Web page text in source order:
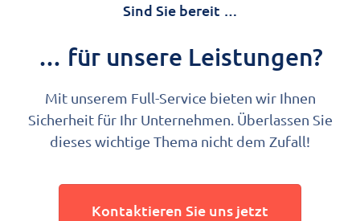
Sind Sie bereit …
… für unsere Leistungen?
Mit unserem Full-Service bieten wir Ihnen
Sicherheit für Ihr Unternehmen. Überlassen Sie
dieses wichtige Thema nicht dem Zufall!
Kontaktieren Sie uns jetzt